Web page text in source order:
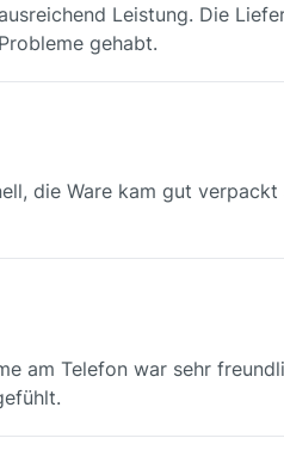
Leistung. Die
gehabt.
die Ware kam gut verpackt
am Telefon war sehr